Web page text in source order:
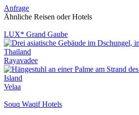
Anfrage
Ähnliche Reisen oder Hotels
LUX* Grand Gaube
Rayavadee
Velaa
Souq Waqif Hotels